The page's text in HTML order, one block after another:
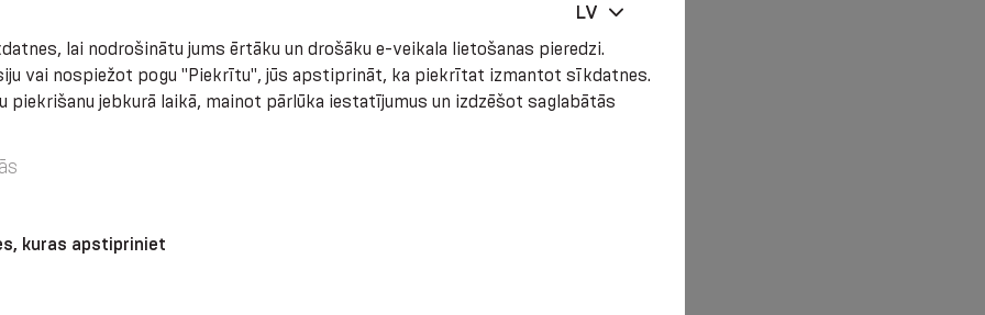
vai pārtraukta asinsrite,
attīstībai vēdera dobumā.
veicot mazuļa ikdienas apkopšanu.
LV
lai nodrošinātu jums ērtāku un drošāku e-veikala lietošanas pieredzi.
vai nospiežot pogu "Piekrītu", jūs apstiprināt, ka piekrītat izmantot sīkdatnes.
piekrišanu jebkurā laikā, mainot pārlūka iestatījumus un izdzēšot saglabātās
kuras apstipriniet